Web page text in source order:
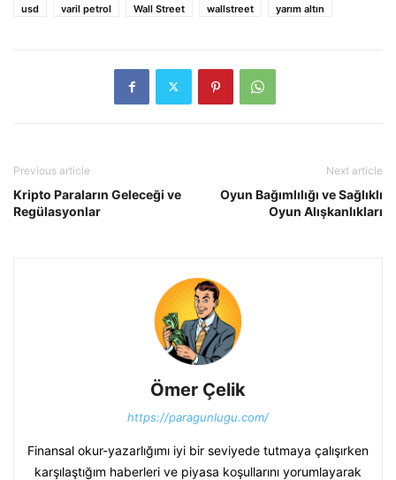
usd
varil petrol Wall Street wallstreet yarım altın
Previous article
Kripto Paraların Geleceği ve
Regülasyonlar
Next article
Oyun Bağımlılığı ve Sağlıklı
Oyun Alışkanlıkları
Ömer Çelik
https://paragunlugu.com/
Finansal okur-yazarlığımı iyi bir seviyede tutmaya çalışırken
karşılaştığım haberleri ve piyasa koşullarını yorumlayarak